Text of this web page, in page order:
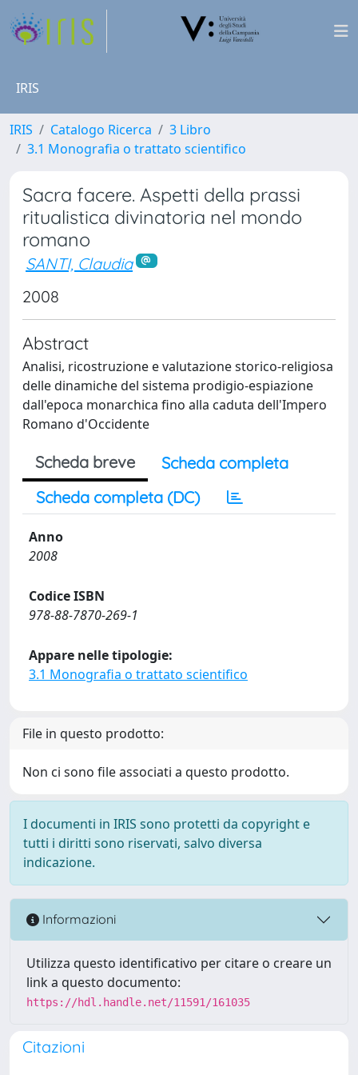
IRIS
IRIS Catalogo Ricerca
3 Libro
3.1 Monografia o trattato scientifico
Sacra facere. Aspetti della prassi
ritualistica divinatoria nel mondo
romano
SANTI, Claudia
2008
Abstract
Analisi, ricostruzione e valutazione storico-religiosa
delle dinamiche del sistema prodigio-espiazione
dall'epoca monarchica fino alla caduta dell'Impero
Romano d'Occidente
Scheda breve
Scheda completa
Scheda completa (DC)
Anno
2008
Codice ISBN
978-88-7870-269-1
Appare nelle tipologie:
3.1 Monografia o trattato scientifico
File in questo prodotto:
Non ci sono file associati a questo prodotto.
I documenti in IRIS sono protetti da copyright e
tutti i diritti sono riservati, salvo diversa
indicazione.
Informazioni
Utilizza questo identificativo per citare o creare un
link a questo documento:
https://hdl.handle.net/11591/161035
Citazioni